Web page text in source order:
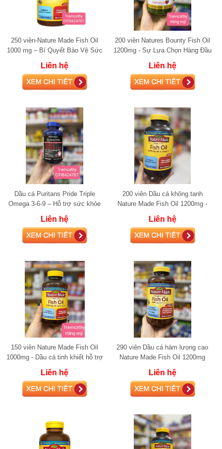
250 viên-Nature Made Fish Oil
1000 mg – Bí Quyết Bảo Vệ Sức
Khỏe Tim Mạch Hiệu Quả
Liên hệ
200 viên Natures Bounty Fish Oil
1200mg - Sự Lựa Chọn Hàng Đầu
Bổ Sung Omega-3 Hỗ Trợ Sức
Khỏe Tim M
Liên hệ
Dầu cá Puritans Pride Triple
Omega 3-6-9 – Hỗ trợ sức khỏe
toàn diện từ Omega
Liên hệ
200 viên Dầu cá không tanh
Nature Made Fish Oil 1200mg -
Hỗ trợ sức khỏe tim mạch vượt
trội
Liên hệ
150 viên Nature Made Fish Oil
1000mg - Dầu cá tinh khiết hỗ trợ
tim mạch
Liên hệ
290 viên Dầu cá hàm lưọng cao
Nature Made Fish Oil 1200mg
(720mg Omega-3)
Liên hệ